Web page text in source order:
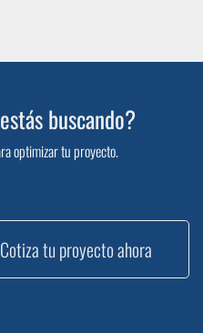
buscando?
optimizar tu proyecto.
Cotiza tu proyecto ahora